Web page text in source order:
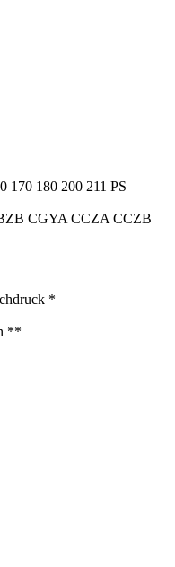
170 180 200 211 PS
CGYA CCZA CCZB
*
**